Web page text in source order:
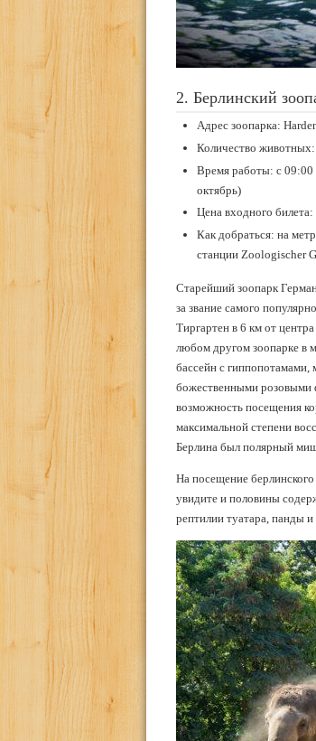
2. Берлинский
Адрес зоопарка:
Количество
Время работы: с 09:00
октябрь)
Цена входного
Как добраться: на
станции Zoologischer
Старейший зоопарк
за звание самого
Тиргартен в 6 км от центра
любом другом зоопарке в
бассейн с
божественными розовыми
возможность посещения
максимальной степени
Берлина был полярный
На посещение
увидите и половины
рептилии туатара, панды